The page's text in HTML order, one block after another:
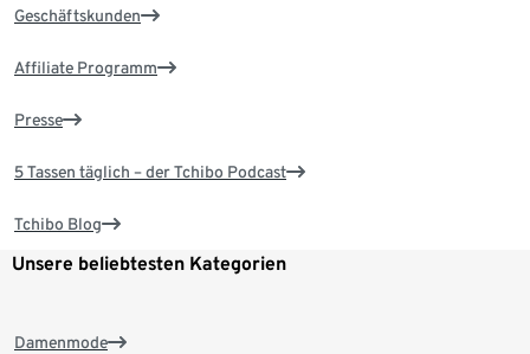
Geschäftskunden
Affiliate Programm
Presse
5 Tassen täglich – der Tchibo Podcast
Tchibo Blog
Unsere beliebtesten Kategorien
Damenmode